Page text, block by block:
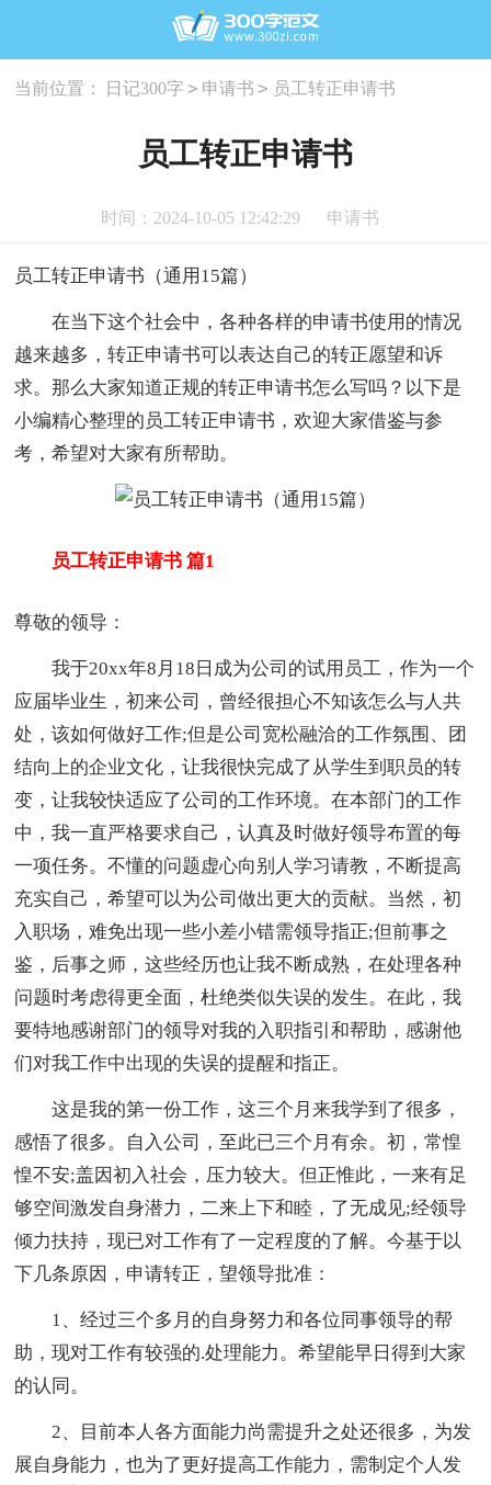
当前位置： 日记300字 > 申请书 > 员工转正申请书
员工转正申请书
时间：2024-10-05 12:42:29 申请书
员工转正申请书（通用15篇）
在当下这个社会中，各种各样的申请书使用的情况
越来越多，转正申请书可以表达自己的转正愿望和诉
求。那么大家知道正规的转正申请书怎么写吗？以下是
小编精心整理的员工转正申请书，欢迎大家借鉴与参
考，希望对大家有所帮助。
员工转正申请书 篇1
尊敬的领导：
我于20xx年8月18日成为公司的试用员工，作为一个
应届毕业生，初来公司，曾经很担心不知该怎么与人共
处，该如何做好工作;但是公司宽松融洽的工作氛围、团
结向上的企业文化，让我很快完成了从学生到职员的转
变，让我较快适应了公司的工作环境。在本部门的工作
中，我一直严格要求自己，认真及时做好领导布置的每
一项任务。不懂的问题虚心向别人学习请教，不断提高
充实自己，希望可以为公司做出更大的贡献。当然，初
入职场，难免出现一些小差小错需领导指正;但前事之
鉴，后事之师，这些经历也让我不断成熟，在处理各种
问题时考虑得更全面，杜绝类似失误的发生。在此，我
要特地感谢部门的领导对我的入职指引和帮助，感谢他
们对我工作中出现的失误的提醒和指正。
这是我的第一份工作，这三个月来我学到了很多，
感悟了很多。自入公司，至此已三个月有余。初，常惶
惶不安;盖因初入社会，压力较大。但正惟此，一来有足
够空间激发自身潜力，二来上下和睦，了无成见;经领导
倾力扶持，现已对工作有了一定程度的了解。今基于以
下几条原因，申请转正，望领导批准：
1、经过三个多月的自身努力和各位同事领导的帮
助，现对工作有较强的.处理能力。希望能早日得到大家
的认同。
2、目前本人各方面能力尚需提升之处还很多，为发
展自身能力，也为了更好提高工作能力，需制定个人发